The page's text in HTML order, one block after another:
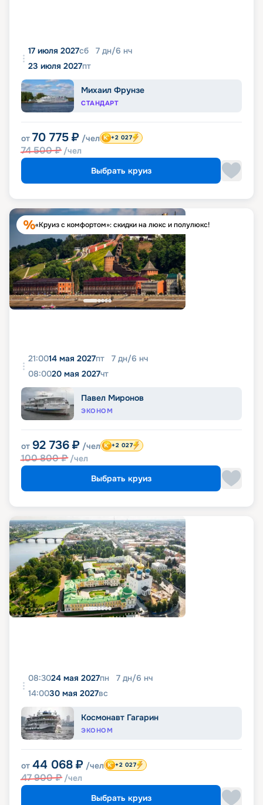
17 июля 2027сб 7 дн/6 нч
23 июля 2027пт
Михаил Фрунзе
СТАНДАРТ
от 70 775 ₽ /чел
74 500₽ /чел
+2 027
Выбрать круиз
«Круиз с комфортом»: скидки на люкс и полулюкс!
21:0014 мая 2027пт 7 дн/6 нч
08:0020 мая 2027чт
Павел Миронов
ЭКОНОМ
от 92 736 ₽ /чел
100 800₽ /чел
+2 027
Выбрать круиз
08:3024 мая 2027пн 7 дн/6 нч
14:0030 мая 2027вс
Космонавт Гагарин
ЭКОНОМ
от 44 068 ₽ /чел
47 900₽ /чел
+2 027
Выбрать круиз